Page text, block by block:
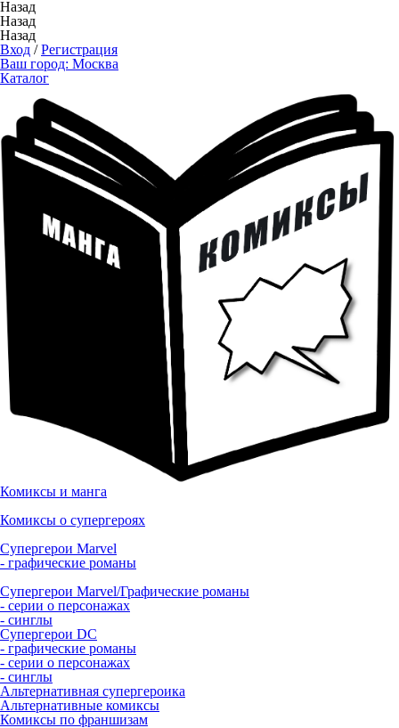
Назад
Назад
Назад
Вход /Регистрация
Ваш город: Москва
Каталог
Комиксы и манга
Комиксы о супергероях
Супергерои Marvel
- графические романы
Супергерои Marvel/Графические романы
- серии о персонажах
- синглы
Супергерои DC
- графические романы
- серии о персонажах
- синглы
Альтернативная супергероика
Альтернативные комиксы
Комиксы по франшизам